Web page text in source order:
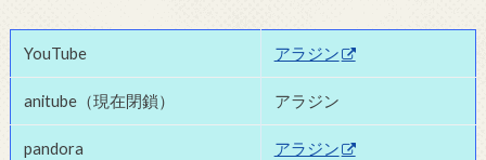
YouTube アラジン
anitube（現在閉鎖） アラジン
pandora アラジン